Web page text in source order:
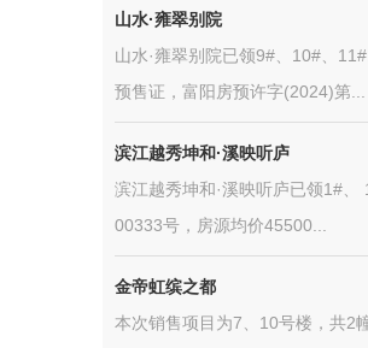
山水·雍翠别院
山水·雍翠别院已领9#、10#、
预售证，富阳房预许字(2024)第...
滨江越秀坤和·溪映听庐
滨江越秀坤和·溪映听庐已领1#
00333号，房源均价45500...
金帝虹缤之都
本次销售项目为7、10号楼，共2